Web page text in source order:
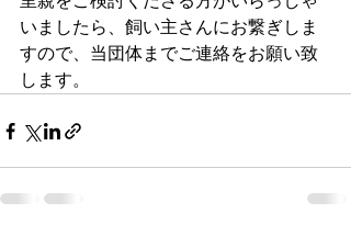
いましたら、飼い主さんにお繋ぎしま
すので、当団体までご連絡をお願い致
します。